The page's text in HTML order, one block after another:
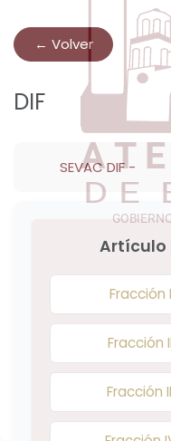
← Volver
DIF
SEVAC DIF-
Artículo
Fracción I
Fracción II
Fracción